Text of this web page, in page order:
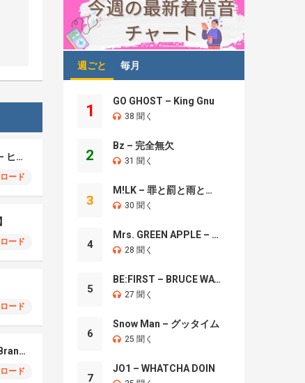
モエチャッカファイア – ヒューゴ、狛野真斗、ライト、セヴェリアン (Cover )
ード
ード
ード
Mrs. GREEN APPLE – Brand New
ード
週ごと 毎月
1
GO GHOST – King Gnu
38 聞く
2
Bz – 完全無欠
31 聞く
3
M!LK – 罪と罰と雨とキス
30 聞く
4
Mrs. GREEN APPLE – Brand New
28 聞く
5
BE:FIRST – BRUCE WAYNE
27 聞く
6
Snow Man – グッタイム
25 聞く
7
JO1 – WHATCHA DOIN